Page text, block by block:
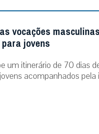
vocações
para jovens
um itinerário de 70 dias
acompanhados pela